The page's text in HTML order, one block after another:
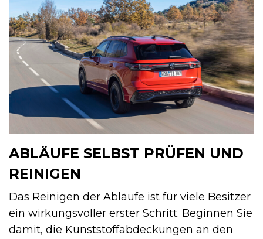
ABLÄUFE SELBST PRÜFEN UND
REINIGEN
Das Reinigen der Abläufe ist für viele Besitzer
ein wirkungsvoller erster Schritt. Beginnen Sie
damit, die Kunststoffabdeckungen an den